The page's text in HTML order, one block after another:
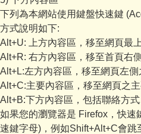
下列為本網站使用鍵盤快速鍵
方式說明如下:
Alt+U: 上方內容區，移至網頁最
Alt+R: 右方內容區，移至首頁右
Alt+L:左方內容區，移至網頁左側
Alt+C:主要內容區，移至網頁之主
Alt+B:下方內容區，包括聯絡方式
如果您的瀏覽器是 Firefox，快速
速鍵字母)，例如Shift+Alt+C會跳